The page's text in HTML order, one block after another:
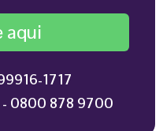
aqui
1717
- 0800 878 9700